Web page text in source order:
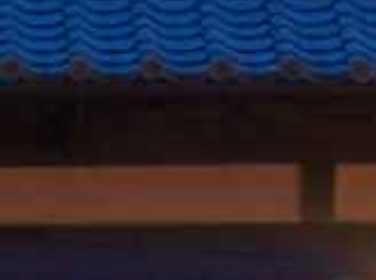
Tel.088-699-1007